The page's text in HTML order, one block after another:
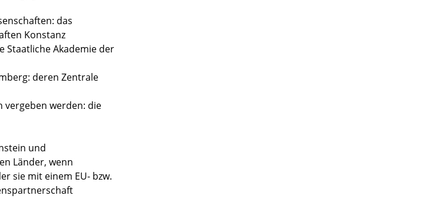
das
Konstanz
Staatliche Akademie der
deren Zentrale
vergeben werden: die
und
Länder, wenn
sie mit einem EU- bzw.